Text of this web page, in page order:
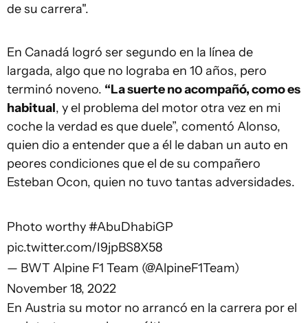
de su carrera".
En Canadá logró ser segundo en la línea de
largada, algo que no lograba en 10 años, pero
terminó noveno. “La suerte no acompañó, como es
habitual, y el problema del motor otra vez en mi
coche la verdad es que duele”, comentó Alonso,
quien dio a entender que a él le daban un auto en
peores condiciones que el de su compañero
Esteban Ocon, quien no tuvo tantas adversidades.
Photo worthy#AbuDhabiGP
pic.twitter.com/I9jpBS8X58
— BWT Alpine F1 Team (@AlpineF1Team)
November 18, 2022
En Austria su motor no arrancó en la carrera por el